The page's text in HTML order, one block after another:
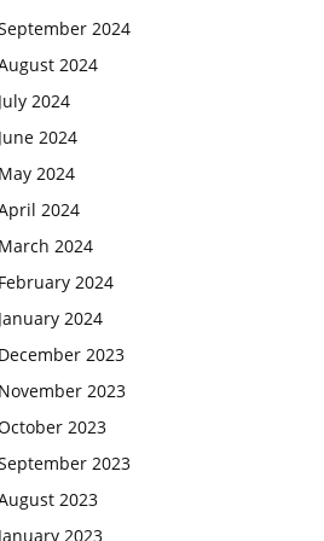
2024
2024
2024
2024
2024
2024
2024
2024
2024
2023
2023
2023
2023
2023
2023